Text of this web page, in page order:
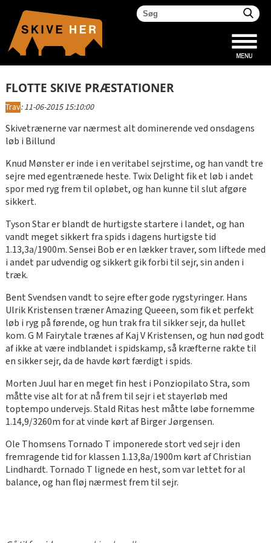
FLOTTE SKIVE PRÆSTATIONER
Trav:11-06-2015 15:10:00
Skivetrænerne var nærmest alt dominerende ved onsdagens
løb i Billund
Knud Mønster er inde i en veritabel sejrstime, og han vandt tre
sejre med egentrænede heste. Twix Delight fik et løb i andet
spor med ryg frem til opløbet, og han kunne til slut afgøre
sikkert.
Tyson Star er blandt de hurtigste startere i landet, og han
vandt meget sikkert fra spids i dagens hurtigste tid
1.13,3a/1900m. Sensei Bob er en lækker traver, som liftede med
i andet par udvendig og sikkert gik forbi til sejr, sin anden i
træk.
Bent Svendsen vandt to sejre efter gode rygstyringer. Hans
Ulrik Kristensen træner Amazing Queeen, som fik et perfekt
løb i ryg på førende, og hun trak fra til sikker sejr, da hullet
kom. G M Fairytale trænes af Kaj V Kristensen, og hun nød godt
af ikke at være indblandet i spidskamp, så kræfterne rakte til
en sikker sejr, da de havde kørt færdigt i spids.
Morten Juul har en meget fin hest i Ponziopilato Stra, som
måtte vise alt for at nå frem til sejr i et stayerløb med
toptempo undervejs. Stald Ritas hest måtte løbe fornemme
1.14,9/3260m for at vinde kørt af Birger Jørgensen.
Ole Thomsens Tornado T imponerede stort ved sejr i den
fremragende tid for klassen 1.13,8a/1900m kørt af Christian
Lindhardt. Tornado T lignede en hest, som var lettet for al
balance, og han fløj nærmest frem til sejr.